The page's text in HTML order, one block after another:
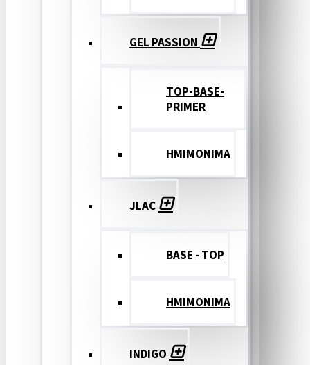
GEL PASSION
TOP-BASE-
PRIMER
ΗΜΙΜΟΝΙΜΑ
JLAC
BASE - TOP
ΗΜΙΜΟΝΙΜΑ
INDIGO